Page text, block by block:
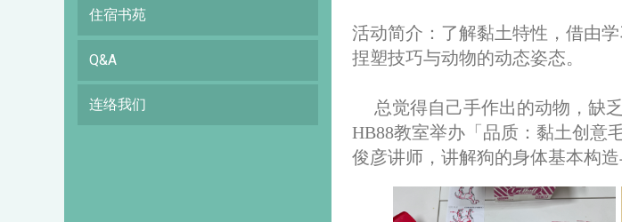
住宿书苑
Q&A
连络我们
活动简介：了解黏土特性，借由
捏塑技巧与动物的动态姿态。
总觉得自己手作出的动物，缺
HB88教室举办「品质：黏土创意
俊彦讲师，讲解狗的身体基本构造